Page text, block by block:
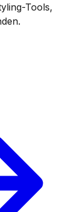
Tools,